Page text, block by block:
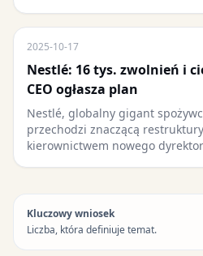
2025-10-17
Nestlé: 16 tys. zwolnień i
CEO ogłasza plan
Nestlé, globalny gigant
przechodzi znaczącą
kierownictwem nowego
Kluczowy wniosek
Liczba, która definiuje temat.